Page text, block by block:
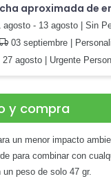
aproximada de
agosto - 13 agosto | Sin
03 septiembre|
27 agosto| Urgente
y compra
un menor impacto
para combinar con
peso de solo 47 gr.